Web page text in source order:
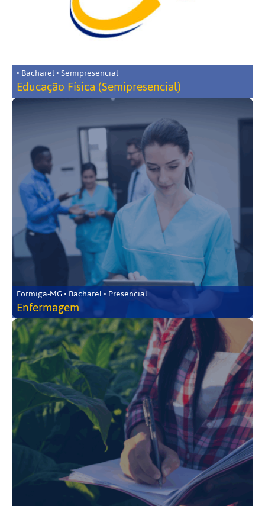
• Bacharel • Semipresencial
Educação Física (Semipresencial)
Formiga-MG • Bacharel • Presencial
Enfermagem